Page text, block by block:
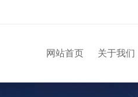
网站首页 关于我们